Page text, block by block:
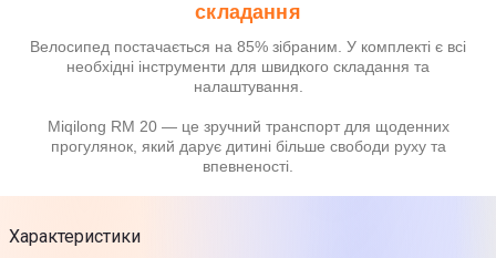
складання
Велосипед постачається на 85% зібраним. У комплекті є всі
необхідні інструменти для швидкого складання та
налаштування.
Miqilong RM 20 — це зручний транспорт для щоденних
прогулянок, який дарує дитині більше свободи руху та
впевненості.
Характеристики